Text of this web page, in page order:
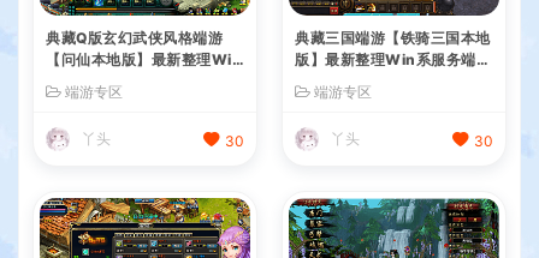
典藏Q版玄幻武侠风格端游
【问仙本地版】最新整理Win
系服务端+PC客户端+GM指
令+详细搭建教程
端游专区
丫头 30
典藏三国端游【铁骑三国本地
版】最新整理Win系服务端+
PC客户端+详细搭建教程+G
M命令教程
端游专区
丫头 30